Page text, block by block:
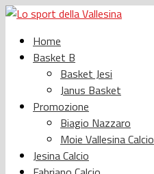
Home
Basket B
Basket Jesi
Janus Basket
Promozione
Biagio Nazzaro
Moie Vallesina Calcio
Jesina Calcio